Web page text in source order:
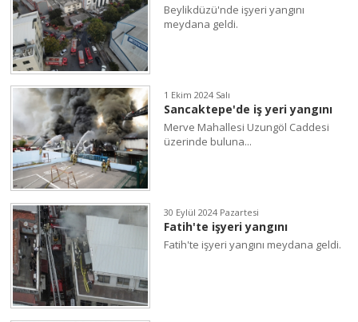
Beylikdüzü'nde işyeri yangını
meydana geldi.
1 Ekim 2024 Salı
Sancaktepe'de iş yeri yangını
Merve Mahallesi Uzungöl Caddesi
üzerinde buluna...
30 Eylül 2024 Pazartesi
Fatih'te işyeri yangını
Fatih'te işyeri yangını meydana geldi.